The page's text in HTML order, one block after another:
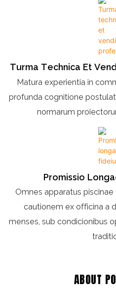
Turma Technica Et
Matura experientia in
profunda cognitione
normarum
Promissio
Omnes apparatus
cautionem ex officina a
menses, sub condicionibus
ABOUT